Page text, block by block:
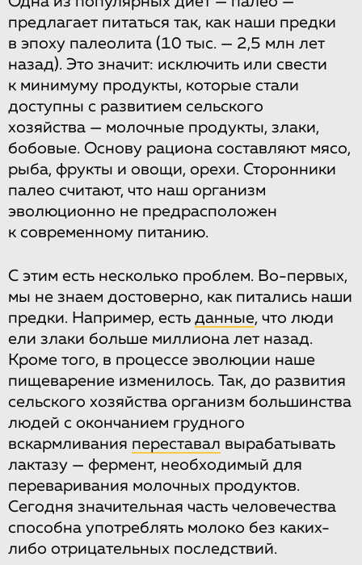
предлагает питаться так, как наши предки
в эпоху палеолита (10 тыс. — 2,5 млн лет
назад). Это значит: исключить или свести
к минимуму продукты, которые стали
доступны с развитием сельского
хозяйства — молочные продукты, злаки,
бобовые. Основу рациона составляют мясо,
рыба, фрукты и овощи, орехи. Сторонники
палео считают, что наш организм
эволюционно не предрасположен
к современному питанию.
С этим есть несколько проблем. Во-первых,
мы не знаем достоверно, как питались наши
предки. Например, есть данные, что люди
ели злаки больше миллиона лет назад.
Кроме того, в процессе эволюции наше
пищеварение изменилось. Так, до развития
сельского хозяйства организм большинства
людей с окончанием грудного
вскармливания переставал вырабатывать
лактазу — фермент, необходимый для
переваривания молочных продуктов.
Сегодня значительная часть человечества
способна употреблять молоко без каких-
либо отрицательных последствий.